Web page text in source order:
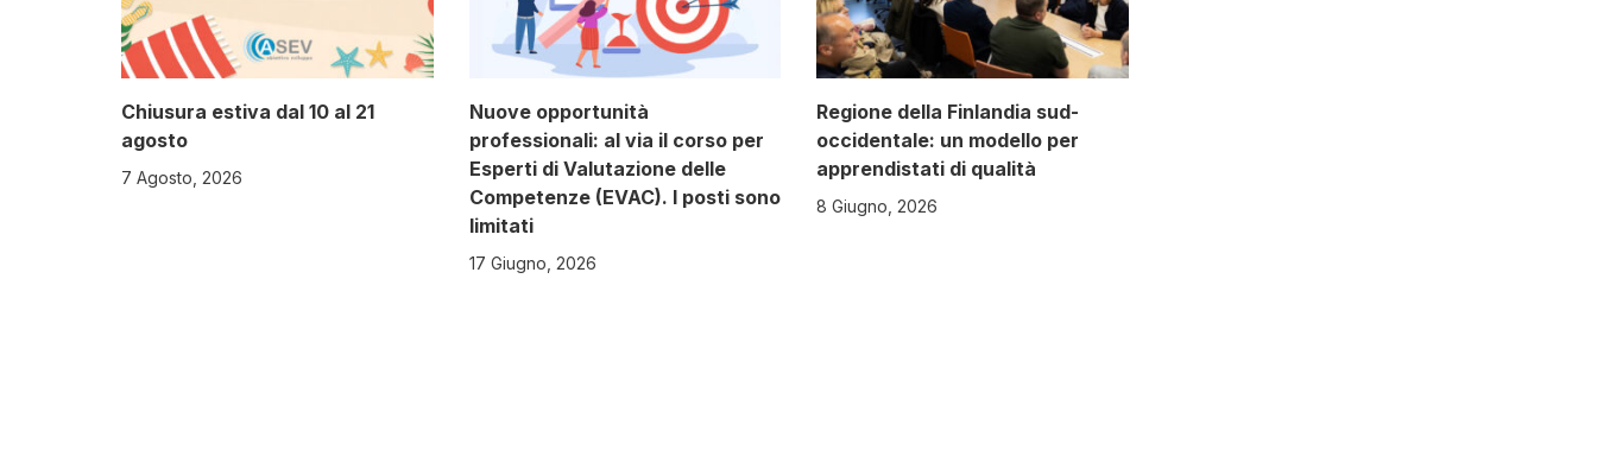
Chiusura estiva dal 10 al 21
agosto
7 Agosto, 2026
Nuove opportunità
professionali: al via il corso per
Esperti di Valutazione delle
Competenze (EVAC). I posti sono
limitati
17 Giugno, 2026
Regione della Finlandia sud-
occidentale: un modello per
apprendistati di qualità
8 Giugno, 2026